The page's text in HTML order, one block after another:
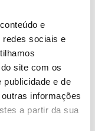
e
redes sociais e
site com os
e de
informações
a partir da sua